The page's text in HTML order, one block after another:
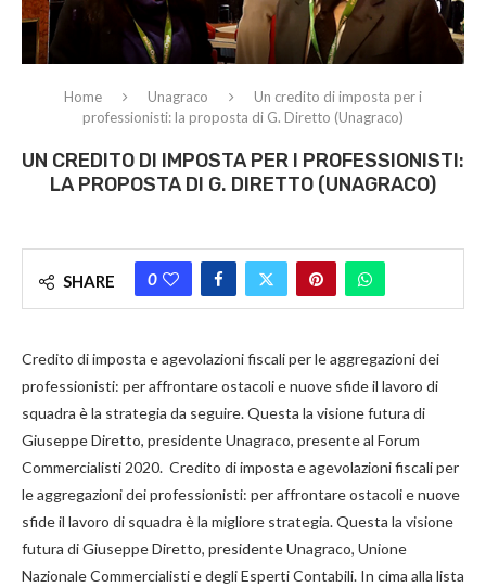
Home Unagraco
Un credito di imposta per i
professionisti: la proposta di G. Diretto (Unagraco)
UN CREDITO DI IMPOSTA PER I PROFESSIONISTI:
LA PROPOSTA DI G. DIRETTO (UNAGRACO)
SHARE 0
Credito di imposta e agevolazioni fiscali per le aggregazioni dei
professionisti: per affrontare ostacoli e nuove sfide il lavoro di
squadra è la strategia da seguire. Questa la visione futura di
Giuseppe Diretto, presidente Unagraco, presente al Forum
Commercialisti 2020. Credito di imposta e agevolazioni fiscali per
le aggregazioni dei professionisti: per affrontare ostacoli e nuove
sfide il lavoro di squadra è la migliore strategia. Questa la visione
futura di Giuseppe Diretto, presidente Unagraco, Unione
Nazionale Commercialisti e degli Esperti Contabili. In cima alla lista